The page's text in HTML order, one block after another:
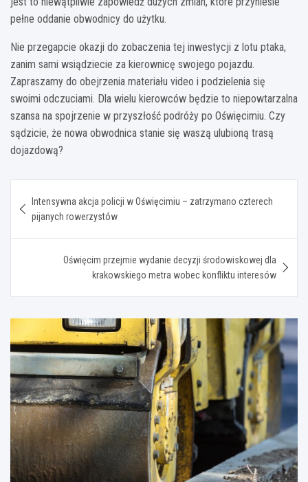
pełne oddanie obwodnicy do użytku.
Nie przegapcie okazji do zobaczenia tej inwestycji z lotu ptaka,
zanim sami wsiądziecie za kierownicę swojego pojazdu.
Zapraszamy do obejrzenia materiału video i podzielenia się
swoimi odczuciami. Dla wielu kierowców będzie to niepowtarzalna
szansa na spojrzenie w przyszłość podróży po Oświęcimiu. Czy
sądzicie, że nowa obwodnica stanie się waszą ulubioną trasą
dojazdową?
wpisu
Intensywna akcja policji w Oświęcimiu – zatrzymano czterech
pijanych rowerzystów
Oświęcim przejmie wydanie decyzji środowiskowej dla
krakowskiego metra wobec konfliktu interesów